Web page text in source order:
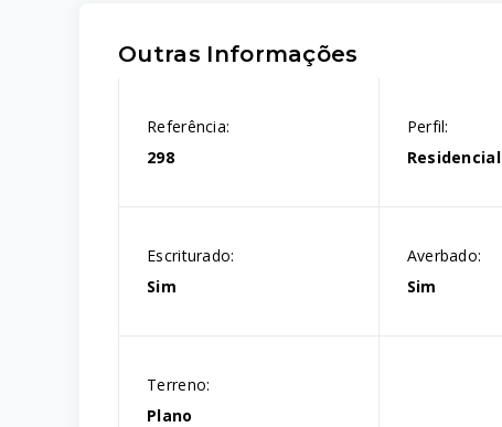
Outras Informações
Referência:
298
Perfil:
Residencial
Escriturado:
Sim
Averbado:
Sim
Terreno:
Plano